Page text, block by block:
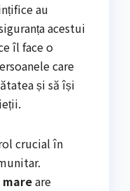
au
acestui
îl face o
care
și să își
crucial în
are